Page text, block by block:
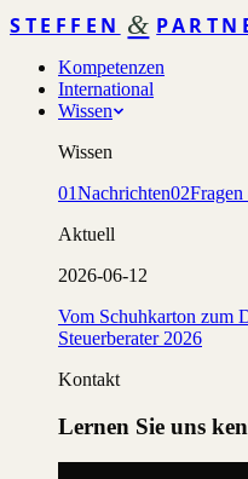
STEFFEN &
Kompetenzen
International
Wissen
Wissen
01Nachrichten02
Aktuell
2026-06-12
Vom Schuhkarton zum
Steuerberater 2026
Kontakt
Lernen Sie uns